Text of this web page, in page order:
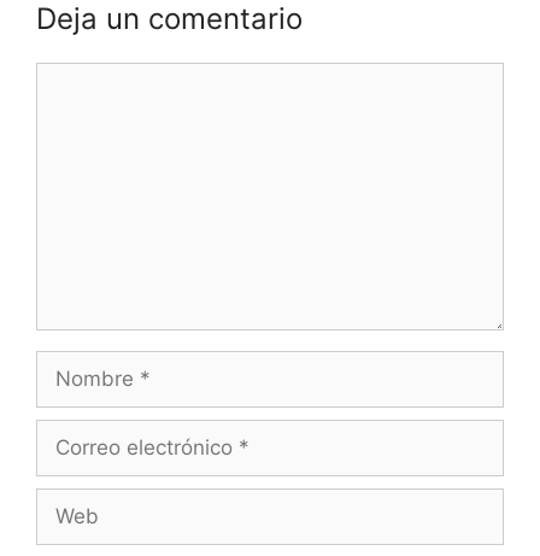
Deja un comentario